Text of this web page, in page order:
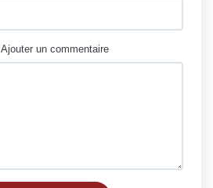
Ajouter un commentaire